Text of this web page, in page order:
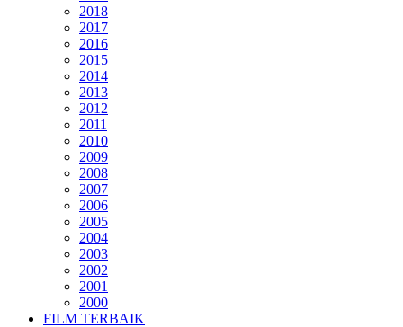
2018
2017
2016
2015
2014
2013
2012
2011
2010
2009
2008
2007
2006
2005
2004
2003
2002
2001
2000
FILM TERBAIK